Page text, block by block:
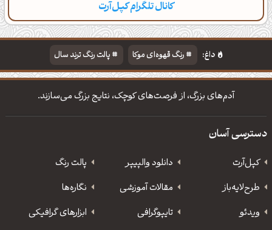
کانال تلگرام کپل‌آرت
دسته‌بندی مطالب تازه تایپوگرافی پالت‌ها
داغ: رنگ قهوه‌ای موکا
پالت رنگ ترند سال
دانلود والپیپر مذهبی
تایپوگرافی شعر مولانا
آدم‌های بزرگ، از فرصت‌های کوچک، نتایج بزرگ می‌سازند.
دسترسی آسان
کپل‌آرت دانلود‌ والپیپر
پالت رنگ
طرح‌لایه‌باز
مقالات آموزشی
نگاره‌ها
ویدئو
‌تایپوگرافی
ابزارهای گرافیکی